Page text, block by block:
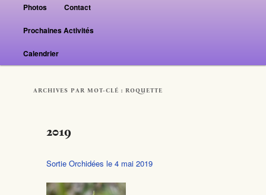
Photos Contact
Prochaines Activités
Calendrier
ARCHIVES PAR MOT-CLÉ :ROQUETTE
2019
Sortie Orchidées le 4 mai 2019